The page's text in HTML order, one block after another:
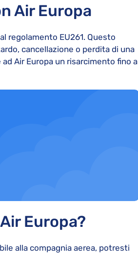
Air Europa
regolamento EU261. Questo
cancellazione o perdita di una
Air Europa un risarcimento fino a
Europa?
alla compagnia aerea, potresti